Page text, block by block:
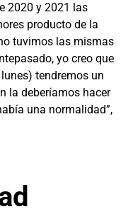
2020 y 2021 las
producto de la
tuvimos las mismas
yo creo que
tendremos un
la deberíamos hacer
una normalidad”,